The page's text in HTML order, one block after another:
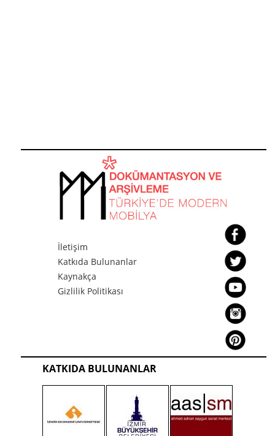
İletişim
Katkıda Bulunanlar
Kaynakça
Gizlilik Politikası
KATKIDA BULUNANLAR